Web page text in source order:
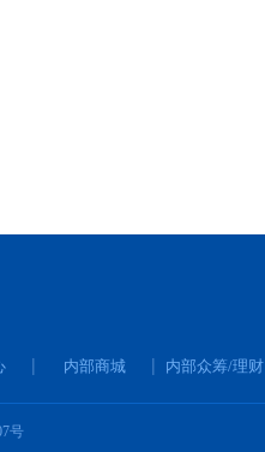
内部商城 内部众筹/理财
号